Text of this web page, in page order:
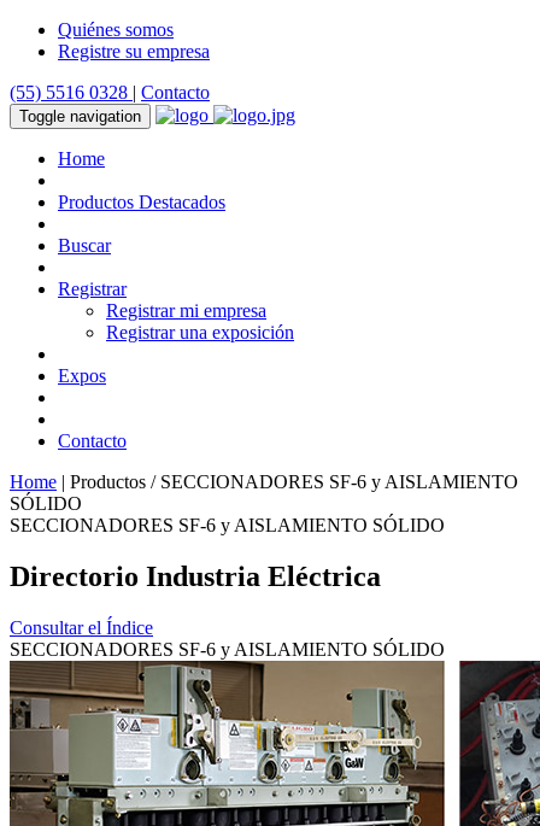
Quiénes somos
Registre su empresa
(55) 5516 0328 | Contacto
Toggle navigation
Home
Productos Destacados
Buscar
Registrar
Registrar mi empresa
Registrar una exposición
Expos
Contacto
Home | Productos / SECCIONADORES SF‐6 y AISLAMIENTO
SÓLIDO
SECCIONADORES SF‐6 y AISLAMIENTO SÓLIDO
Directorio Industria Eléctrica
Consultar el Índice
SECCIONADORES SF‐6 y AISLAMIENTO SÓLIDO